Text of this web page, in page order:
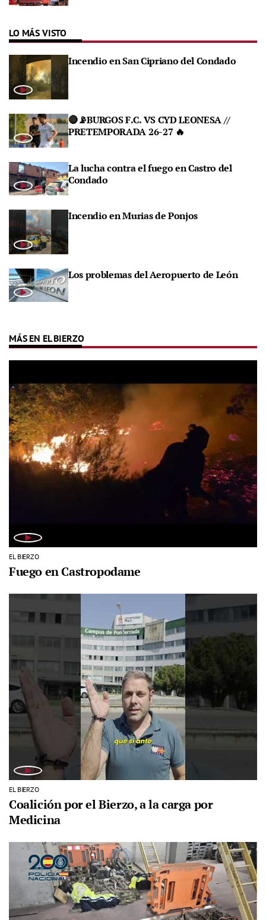
LO MÁS VISTO
Incendio en San Cipriano del Condado
🔴📡BURGOS F.C. VS CYD LEONESA //
PRETEMPORADA 26-27 🔥
La lucha contra el fuego en Castro del
Condado
Incendio en Murias de Ponjos
Los problemas del Aeropuerto de León
MÁS EN EL BIERZO
EL BIERZO
Fuego en Castropodame
EL BIERZO
Coalición por el Bierzo, a la carga por
Medicina